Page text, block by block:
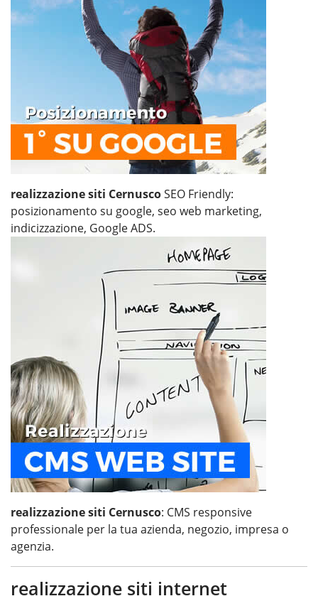
realizzazione siti CernuscoSEO Friendly:
posizionamento su google, seo web marketing,
indicizzazione, Google ADS.
realizzazione siti Cernusco: CMS responsive
professionale per la tua azienda, negozio, impresa o
agenzia.
realizzazione siti internet